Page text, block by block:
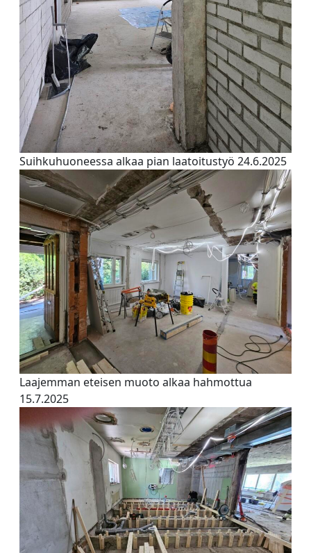
Suihkuhuoneessa alkaa pian laatoitustyö 24.6.2025
Laajemman eteisen muoto alkaa hahmottua
15.7.2025